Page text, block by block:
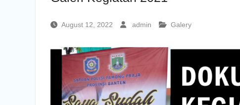
August 12, 2022 admin Galery